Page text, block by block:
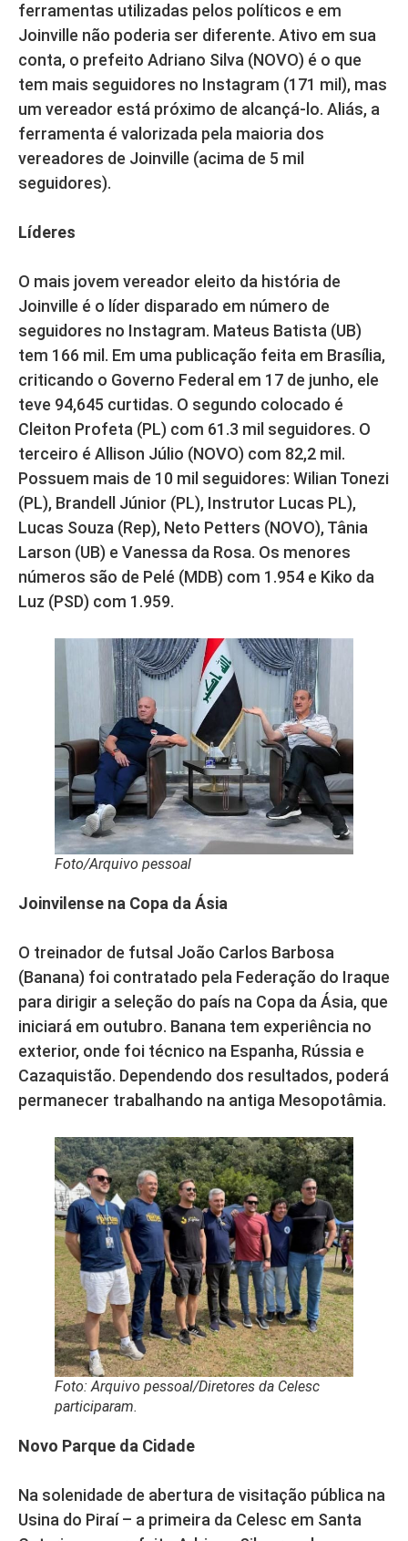
ferramentas utilizadas pelos políticos e em
Joinville não poderia ser diferente. Ativo em sua
conta, o prefeito Adriano Silva (NOVO) é o que
tem mais seguidores no Instagram (171 mil), mas
um vereador está próximo de alcançá-lo. Aliás, a
ferramenta é valorizada pela maioria dos
vereadores de Joinville (acima de 5 mil
seguidores).
Líderes
O mais jovem vereador eleito da história de
Joinville é o líder disparado em número de
seguidores no Instagram. Mateus Batista (UB)
tem 166 mil. Em uma publicação feita em Brasília,
criticando o Governo Federal em 17 de junho, ele
teve 94,645 curtidas. O segundo colocado é
Cleiton Profeta (PL) com 61.3 mil seguidores. O
terceiro é Allison Júlio (NOVO) com 82,2 mil.
Possuem mais de 10 mil seguidores: Wilian Tonezi
(PL), Brandell Júnior (PL), Instrutor Lucas PL),
Lucas Souza (Rep), Neto Petters (NOVO), Tânia
Larson (UB) e Vanessa da Rosa. Os menores
números são de Pelé (MDB) com 1.954 e Kiko da
Luz (PSD) com 1.959.
Foto/Arquivo pessoal
Joinvilense na Copa da Ásia
O treinador de futsal João Carlos Barbosa
(Banana) foi contratado pela Federação do Iraque
para dirigir a seleção do país na Copa da Ásia, que
iniciará em outubro. Banana tem experiência no
exterior, onde foi técnico na Espanha, Rússia e
Cazaquistão. Dependendo dos resultados, poderá
permanecer trabalhando na antiga Mesopotâmia.
Foto: Arquivo pessoal/Diretores da Celesc
participaram.
Novo Parque da Cidade
Na solenidade de abertura de visitação pública na
Usina do Piraí – a primeira da Celesc em Santa